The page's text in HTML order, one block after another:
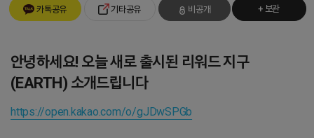
카톡공유 기타공유 비공개 + 보관
안녕하세요! 오늘 새로 출시된 리워드 지구
(EARTH) 소개드립니다
https://open.kakao.com/o/gJDwSPGb